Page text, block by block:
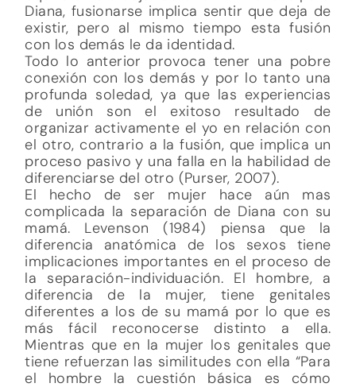
Diana, fusionarse implica sentir que deja de
existir, pero al mismo tiempo esta fusión
con los demás le da identidad.
Todo lo anterior provoca tener una pobre
conexión con los demás y por lo tanto una
profunda soledad, ya que las experiencias
de unión son el exitoso resultado de
organizar activamente el yo en relación con
el otro, contrario a la fusión, que implica un
proceso pasivo y una falla en la habilidad de
diferenciarse del otro (Purser, 2007).
El hecho de ser mujer hace aún mas
complicada la separación de Diana con su
mamá. Levenson (1984) piensa que la
diferencia anatómica de los sexos tiene
implicaciones importantes en el proceso de
la separación-individuación. El hombre, a
diferencia de la mujer, tiene genitales
diferentes a los de su mamá por lo que es
más fácil reconocerse distinto a ella.
Mientras que en la mujer los genitales que
tiene refuerzan las similitudes con ella “Para
el hombre la cuestión básica es cómo